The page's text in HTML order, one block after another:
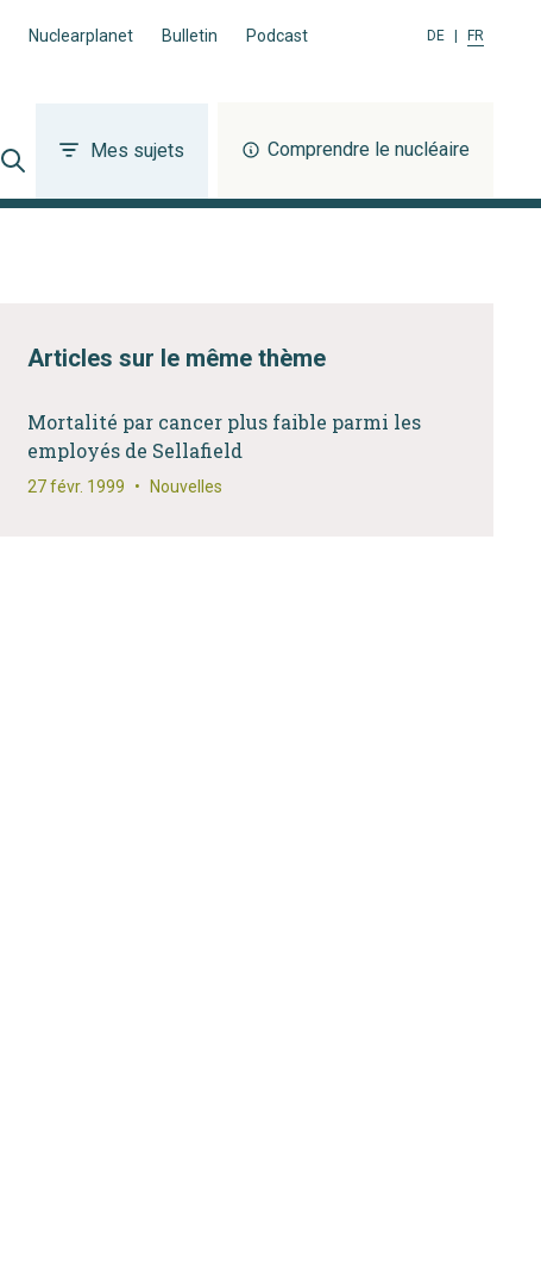
Nuclearplanet Bulletin Podcast DE FR
Mes sujets Comprendre le nucléaire
Articles sur le même thème
Mortalité par cancer plus faible parmi les
employés de Sellafield
27 févr. 1999 • Nouvelles